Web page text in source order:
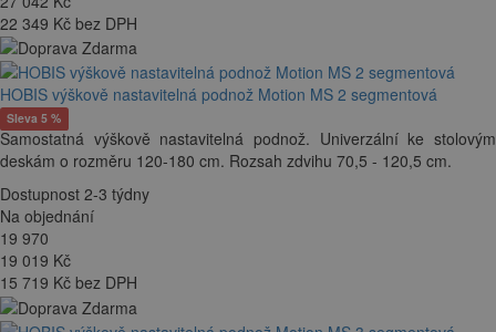
22 349 Kč bez DPH
HOBIS výškově nastavitelná podnož Motion MS 2 segmentová
Sleva 5 %
Samostatná výškově nastavitelná podnož. Univerzální ke stolovým
deskám o rozměru 120-180 cm. Rozsah zdvihu 70,5 - 120,5 cm.
Dostupnost 2-3 týdny
Na objednání
19 970
19 019 Kč
15 719 Kč bez DPH